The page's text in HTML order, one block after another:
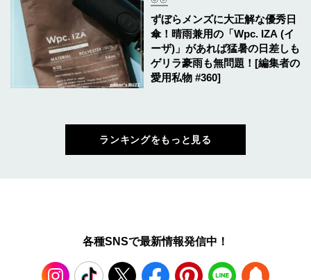
ずぼらメンズに大正解な優秀日
傘！晴雨兼用の「Wpc. IZA (イ
ーザ)」があれば猛暑の日差しも
ゲリラ豪雨も無問題！[編集者の
愛用私物 #360]
ランキングをもっと見る
各種SNSで最新情報発信中！